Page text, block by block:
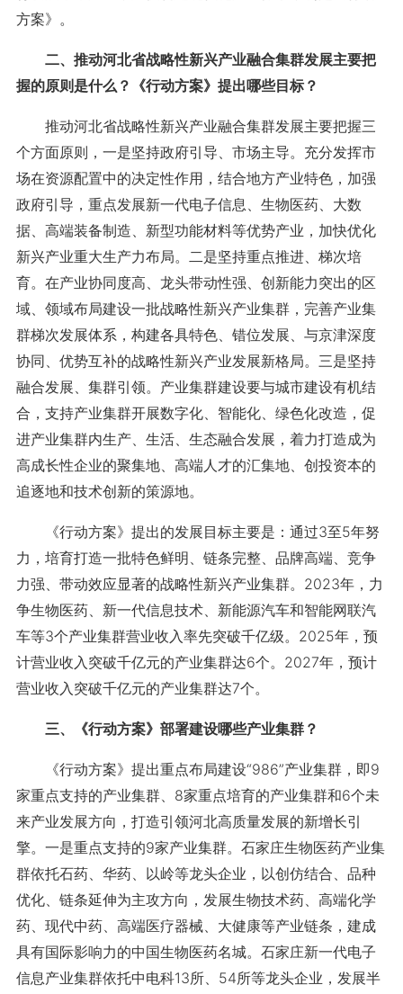
方案》。
二、推动河北省战略性新兴产业融合集群发展主要把
握的原则是什么？《行动方案》提出哪些目标？
推动河北省战略性新兴产业融合集群发展主要把握三
个方面原则，一是坚持政府引导、市场主导。充分发挥市
场在资源配置中的决定性作用，结合地方产业特色，加强
政府引导，重点发展新一代电子信息、生物医药、大数
据、高端装备制造、新型功能材料等优势产业，加快优化
新兴产业重大生产力布局。二是坚持重点推进、梯次培
育。在产业协同度高、龙头带动性强、创新能力突出的区
域、领域布局建设一批战略性新兴产业集群，完善产业集
群梯次发展体系，构建各具特色、错位发展、与京津深度
协同、优势互补的战略性新兴产业发展新格局。三是坚持
融合发展、集群引领。产业集群建设要与城市建设有机结
合，支持产业集群开展数字化、智能化、绿色化改造，促
进产业集群内生产、生活、生态融合发展，着力打造成为
高成长性企业的聚集地、高端人才的汇集地、创投资本的
追逐地和技术创新的策源地。
《行动方案》提出的发展目标主要是：通过3至5年努
力，培育打造一批特色鲜明、链条完整、品牌高端、竞争
力强、带动效应显著的战略性新兴产业集群。2023年，力
争生物医药、新一代信息技术、新能源汽车和智能网联汽
车等3个产业集群营业收入率先突破千亿级。2025年，预
计营业收入突破千亿元的产业集群达6个。2027年，预计
营业收入突破千亿元的产业集群达7个。
三、《行动方案》部署建设哪些产业集群？
《行动方案》提出重点布局建设“986”产业集群，即9
家重点支持的产业集群、8家重点培育的产业集群和6个未
来产业发展方向，打造引领河北高质量发展的新增长引
擎。一是重点支持的9家产业集群。石家庄生物医药产业集
群依托石药、华药、以岭等龙头企业，以创仿结合、品种
优化、链条延伸为主攻方向，发展生物技术药、高端化学
药、现代中药、高端医疗器械、大健康等产业链条，建成
具有国际影响力的中国生物医药名城。石家庄新一代电子
信息产业集群依托中电科13所、54所等龙头企业，发展半